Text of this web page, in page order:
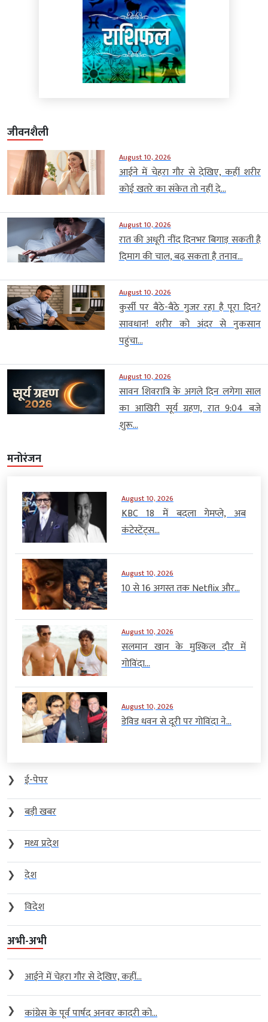
जीवनशैली
August 10, 2026
आईने में चेहरा गौर से देखिए, कहीं शरीर
कोई खतरे का संकेत तो नहीं दे...
August 10, 2026
रात की अधूरी नींद दिनभर बिगाड़ सकती है
दिमाग की चाल, बढ़ सकता है तनाव...
August 10, 2026
कुर्सी पर बैठे-बैठे गुजर रहा है पूरा दिन?
सावधान! शरीर को अंदर से नुकसान
पहुंचा...
August 10, 2026
सावन शिवरात्रि के अगले दिन लगेगा साल
का आखिरी सूर्य ग्रहण, रात 9:04 बजे
शुरू...
मनोरंजन
August 10, 2026
KBC 18 में बदला गेमप्ले, अब
कंटेस्टेंट्स...
August 10, 2026
10 से 16 अगस्त तक Netflix और...
August 10, 2026
सलमान खान के मुश्किल दौर में
गोविंदा...
August 10, 2026
डेविड धवन से दूरी पर गोविंदा ने...
❯
ई-पेपर
❯
बड़ी खबर
❯
मध्य प्रदेश
❯
देश
❯
विदेश
अभी-अभी
❯ आईने में चेहरा गौर से देखिए, कहीं...
❯ कांग्रेस के पूर्व पार्षद अनवर कादरी को...